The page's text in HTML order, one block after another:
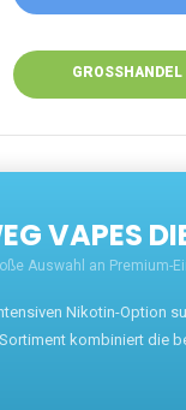
GROSSHANDEL
VAPES
Auswahl an Premium-
Nikotin-
kombiniert die